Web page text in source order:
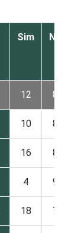
Sim Não
12 85
10 87
16 80
4 95
18 75